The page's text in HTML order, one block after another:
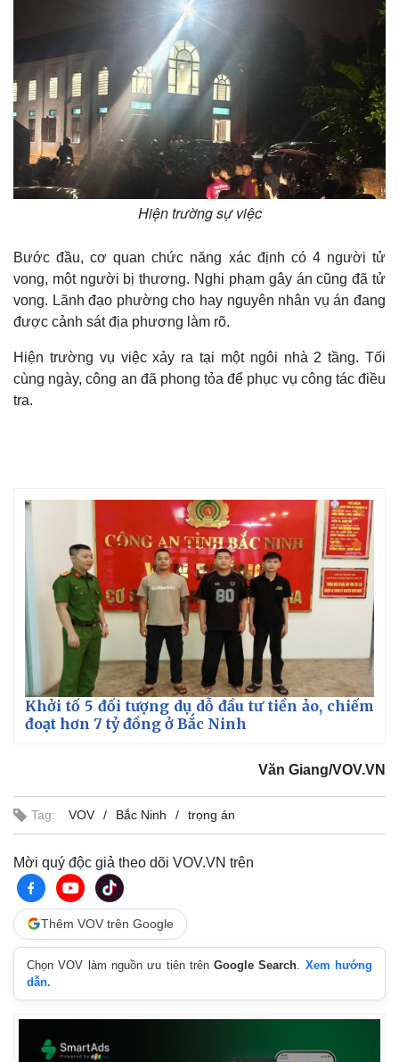
Thế giới
Quan sát
Cuộc sống đó đây
Ảnh
Hiện trường sự việc
Bước đầu, cơ quan chức năng xác định có 4 người tử
vong, một người bị thương. Nghi phạm gây án cũng đã tử
vong. Lãnh đạo phường cho hay nguyên nhân vụ án đang
được cảnh sát địa phương làm rõ.
Hiện trường vụ việc xảy ra tại một ngôi nhà 2 tầng. Tối
cùng ngày, công an đã phong tỏa để phục vụ công tác điều
tra.
Khởi tố 5 đối tượng dụ dỗ đầu tư tiền ảo, chiếm
đoạt hơn 7 tỷ đồng ở Bắc Ninh
Văn Giang/VOV.VN
Tag: VOV Bắc Ninh trọng án
Mời quý độc giả theo dõi VOV.VN trên
Thêm VOV trên Google
Chọn VOV làm nguồn ưu tiên trênGoogle Search
Xem hướng
dẫn.